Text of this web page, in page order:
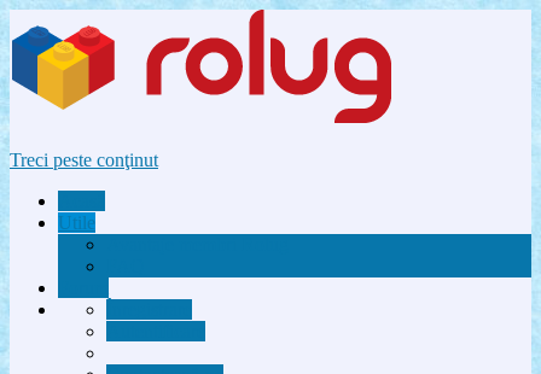
Treci peste conţinut
Utile